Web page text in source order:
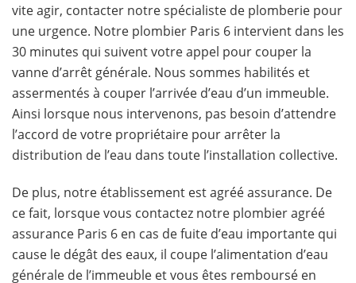
vite agir, contacter notre spécialiste de plomberie pour
une urgence. Notre plombier Paris 6 intervient dans les
30 minutes qui suivent votre appel pour couper la
vanne d’arrêt générale. Nous sommes habilités et
assermentés à couper l’arrivée d’eau d’un immeuble.
Ainsi lorsque nous intervenons, pas besoin d’attendre
l’accord de votre propriétaire pour arrêter la
distribution de l’eau dans toute l’installation collective.
De plus, notre établissement est agréé assurance. De
ce fait, lorsque vous contactez notre plombier agréé
assurance Paris 6 en cas de fuite d’eau importante qui
cause le dégât des eaux, il coupe l’alimentation d’eau
générale de l’immeuble et vous êtes remboursé en